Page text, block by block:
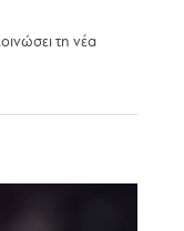
τη νέα